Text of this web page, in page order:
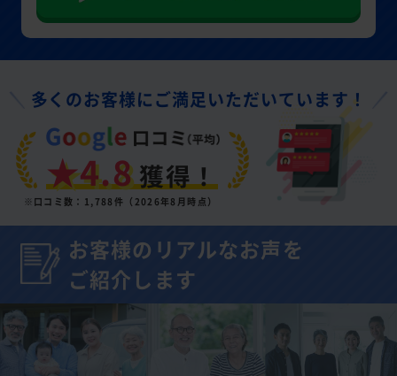
多くのお客様にご満足いただいています！
★4.8獲得！
※口コミ数：1,788件（2026年8月時点）
お客様のリアルなお声を
ご紹介します